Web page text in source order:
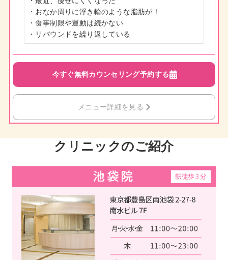
・おなか周りに浮き輪のような脂肪が！
・食事制限や運動は続かない
・リバウンドを繰り返している
今すぐ無料カウンセリング予約する
メニュー詳細を見る
クリニックのご紹介